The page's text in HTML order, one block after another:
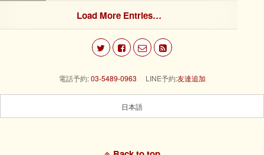
Load More Entries…
電話予約:03-5489-0963 LINE予約:友達追加
日本語